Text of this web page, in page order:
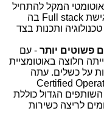
המקל להתחיל
Full stack בה
ותכנות בצד
פשוטים יותר - עם
חלוצה באוטומציית
על כשלים. עתה
Certified
הגדול כוללת
לריצה כשירות